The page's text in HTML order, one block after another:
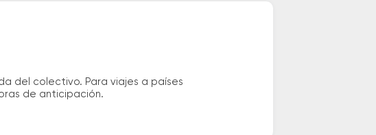
del colectivo. Para viajes a países
de anticipación.